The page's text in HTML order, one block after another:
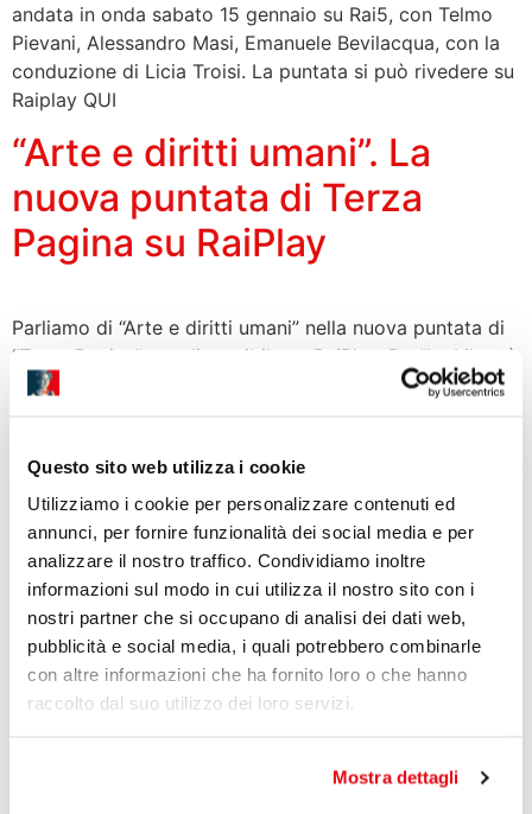
Questo sito web utilizza i cookie
Utilizziamo i cookie per personalizzare contenuti ed
annunci, per fornire funzionalità dei social media e per
analizzare il nostro traffico. Condividiamo inoltre
informazioni sul modo in cui utilizza il nostro sito con i
nostri partner che si occupano di analisi dei dati web,
pubblicità e social media, i quali potrebbero combinarle
con altre informazioni che ha fornito loro o che hanno
raccolto dal suo utilizzo dei loro servizi.
Mostra dettagli
andata in onda sabato 15 gennaio su Rai5, con Telmo
Pievani, Alessandro Masi, Emanuele Bevilacqua, con la
conduzione di Licia Troisi. La puntata si può rivedere su
Raiplay QUI
“Arte e diritti umani”. La
nuova puntata di Terza
Pagina su RaiPlay
Parliamo di “Arte e diritti umani” nella nuova puntata di
“Terza Pagina” ora disponibile su RaiPlay. Da “La Libertà
che guida il popolo”, dipinto da Delacroix dopo
dissidente cinese Ai Weiwei che ha raccontato dal di
dentro “l’inferno senza […]
TERZA PAGINA – sarò nel
cast della trasmissione
televisiva in onda su Rai5
del “corpo” e va in onda in prima visione sabato 11